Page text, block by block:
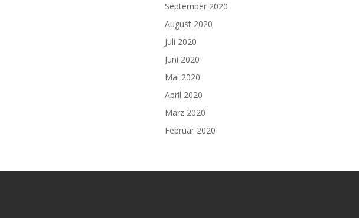
September 2020
August 2020
Juli 2020
Juni 2020
Mai 2020
April 2020
März 2020
Februar 2020